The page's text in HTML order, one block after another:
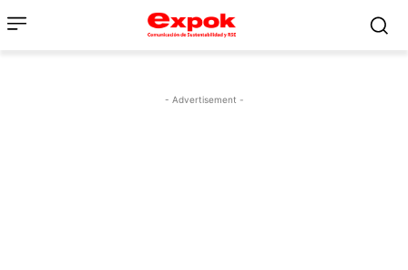
- Advertisement -